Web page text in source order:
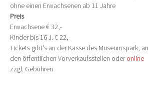
ohne einen Erwachsenen ab 11 Jahre
Preis
Erwachsene € 32,-
Kinder bis 16 J. € 22,-
Tickets gibt's an der Kasse des Museumspark, an
den öffentlichen Vorverkaufsstellen oder online
zzgl. Gebühren